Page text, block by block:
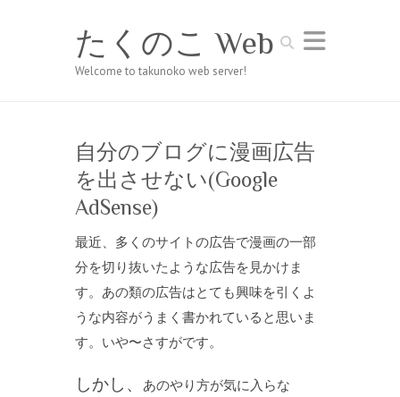
Search
たくのこ Web
Welcome to takunoko web server!
自分のブログに漫画広告
を出させない(Google
AdSense)
最近、多くのサイトの広告で漫画の一部
分を切り抜いたような広告を見かけま
す。あの類の広告はとても興味を引くよ
うな内容がうまく書かれていると思いま
す。いや〜さすがです。
しかし、
あのやり方が気に入らな